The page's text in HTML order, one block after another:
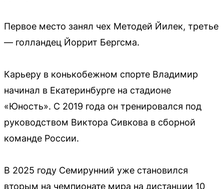
Первое место занял чех Методей Йилек, третье
— голландец Йоррит Бергсма.
Карьеру в конькобежном спорте Владимир
начинал в Екатеринбурге на стадионе
«Юность». С 2019 года он тренировался под
руководством Виктора Сивкова в сборной
команде России.
В 2025 году Семирунний уже становился
вторым на чемпионате мира на дистанции 10